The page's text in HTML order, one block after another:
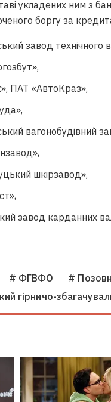
укладених ним з
боргу за
завод технічного
ПАТ «АвтоКраз»,
вагонобудівний
шкірзавод»,
завод карданних
# ФГВФО
#
гірничо-